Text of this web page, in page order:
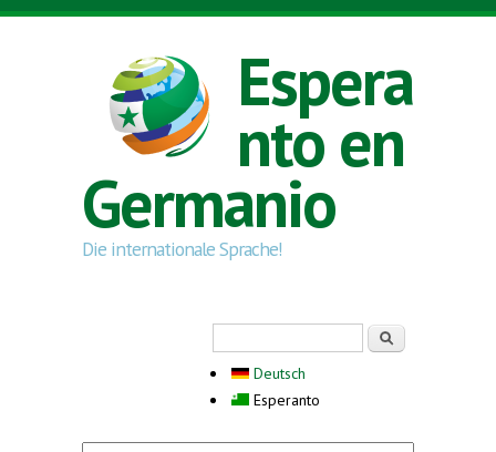
Skip to main content
Espera
nto en
Germanio
Die internationale Sprache!
Deutsch
Esperanto